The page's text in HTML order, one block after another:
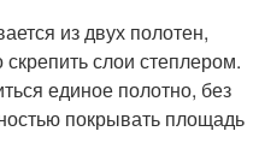
из двух полотен,
слои степлером.
единое полотно, без
покрывать площадь